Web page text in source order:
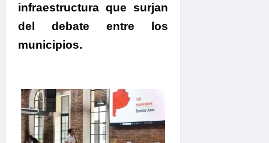
infraestructura que surjan
del debate entre los
municipios.